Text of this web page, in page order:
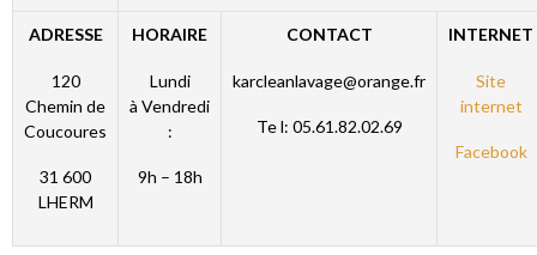
ADRESSE
120
Chemin de
Coucoures
31 600
LHERM
HORAIRE
Lundi
à Vendredi
:
9h – 18h
CONTACT
karcleanlavage@orange.fr
Te l: 05.61.82.02.69
INTERNET
Site
internet
Facebook